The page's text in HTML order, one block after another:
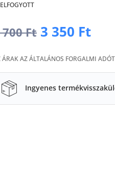
ELFOGYOTT
700Ft Original
price
was:
6
700 Ft.
3 350 Ft
price
is:
3
ÁRAK AZ ÁLTALÁNOS FORGALMI
Ingyenes